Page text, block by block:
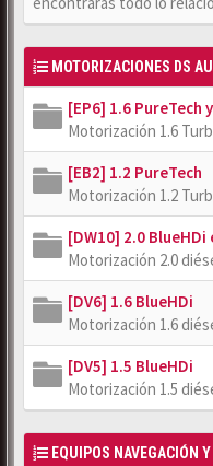
MOTORIZACIONES DS
[EP6] 1.6 PureTech
Motorización 1.6
[EB2] 1.2 PureTech
Motorización 1.2
[DW10] 2.0 BlueHDi
Motorización 2.0
[DV6] 1.6 BlueHDi
Motorización 1.6
[DV5] 1.5 BlueHDi
Motorización 1.5
EQUIPOS NAVEGACIÓN